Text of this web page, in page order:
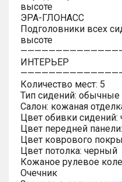
высоте
ЭРА-ГЛОНАСС
Подголовники всех
высоте
ИНТЕРЬЕР
Количество мест: 5
Тип сидений: обычные
Салон: кожаная
Цвет обивки сидений:
Цвет передней
Цвет коврового
Цвет потолка: черный
Кожаное рулевое
Очечник